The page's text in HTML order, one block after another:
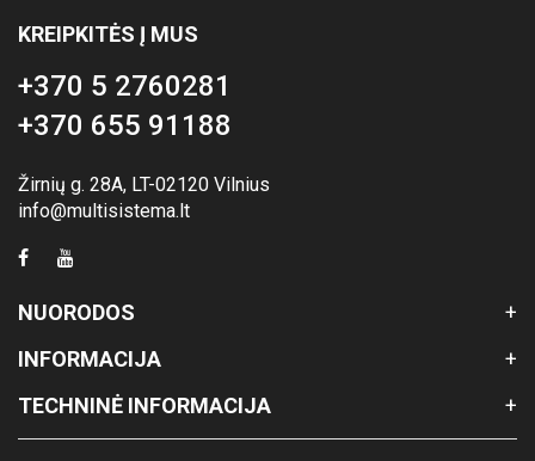
KREIPKITĖS Į MUS
+370 5 2760281
+370 655 91188
Žirnių g. 28A, LT-02120 Vilnius
info@multisistema.lt
NUORODOS
INFORMACIJA
TECHNINĖ INFORMACIJA